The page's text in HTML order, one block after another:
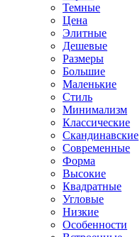
Темные
Цена
Элитные
Дешевые
Размеры
Большие
Маленькие
Стиль
Минимализм
Классические
Скандинавские
Современные
Форма
Высокие
Квадратные
Угловые
Низкие
Особенности